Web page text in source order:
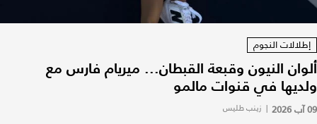
إطلالات النجوم
ألوان النيون وقبعة القبطان... ميريام فارس مع
ولديها في قنوات مالمو
09 آب 2026 | زينب طليس